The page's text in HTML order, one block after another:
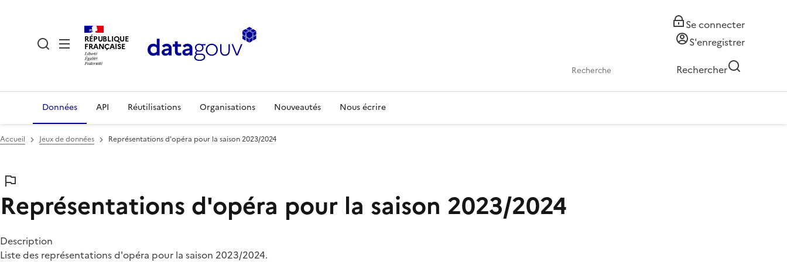
RÉPUBLIQUE
FRANÇAISE
Se connecter
S'enregistrer
Rechercher
Données API Réutilisations Organisations Nouveautés Nous écrire
Accueil Jeux de données Représentations d'opéra pour la saison 2023/2024
Représentations d'opéra pour la saison 2023/2024
Description
Liste des représentations d'opéra pour la saison 2023/2024.